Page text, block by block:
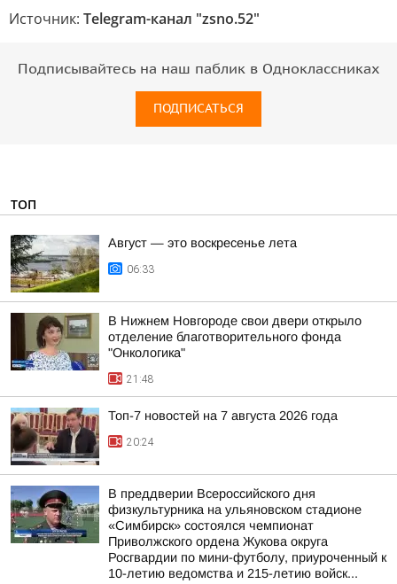
Источник: Telegram-канал "zsno.52"
Подписывайтесь на наш паблик в Одноклассниках
ПОДПИСАТЬСЯ
ТОП
Август — это воскресенье лета
06:33
В Нижнем Новгороде свои двери открыло
отделение благотворительного фонда
"Онкологика"
21:48
Топ-7 новостей на 7 августа 2026 года
20:24
В преддверии Всероссийского дня
физкультурника на ульяновском стадионе
«Симбирск» состоялся чемпионат
Приволжского ордена Жукова округа
Росгвардии по мини-футболу, приуроченный к
10-летию ведомства и 215-летию войск...